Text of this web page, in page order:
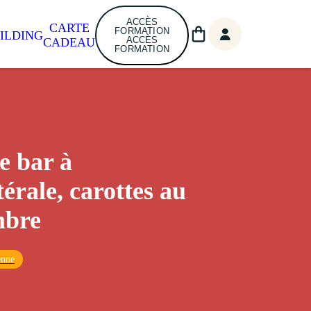
CARTE
CADEAU
ACCÈS
FORMATION
ACCÈS
FORMATION
bar à
carottes au